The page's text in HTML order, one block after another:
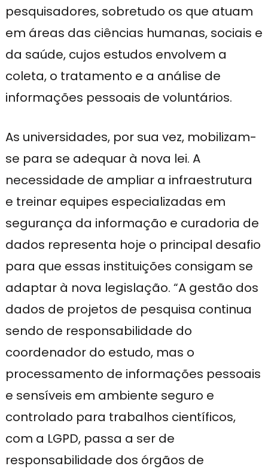
pesquisadores, sobretudo os que atuam
em áreas das ciências humanas, sociais e
da saúde, cujos estudos envolvem a
coleta, o tratamento e a análise de
informações pessoais de voluntários.
As universidades, por sua vez, mobilizam-
se para se adequar à nova lei. A
necessidade de ampliar a infraestrutura
e treinar equipes especializadas em
segurança da informação e curadoria de
dados representa hoje o principal desafio
para que essas instituições consigam se
adaptar à nova legislação. “A gestão dos
dados de projetos de pesquisa continua
sendo de responsabilidade do
coordenador do estudo, mas o
processamento de informações pessoais
e sensíveis em ambiente seguro e
controlado para trabalhos científicos,
com a LGPD, passa a ser de
responsabilidade dos órgãos de